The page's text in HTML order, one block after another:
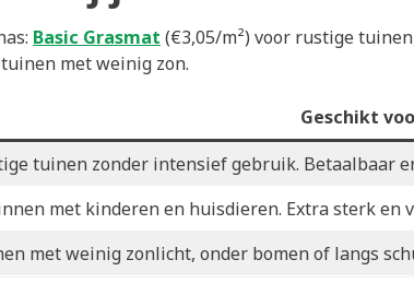
Basic Grasmat (€3,05/m²) voor rustige
met weinig zon.
Geschikt
tuinen zonder intensief gebruik. Betaalbaar
met kinderen en huisdieren. Extra sterk en
met weinig zonlicht, onder bomen of langs